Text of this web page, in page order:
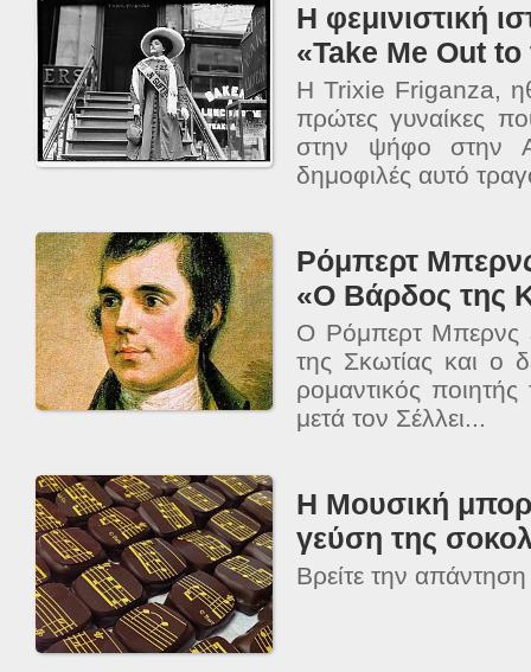
Η φεμινιστική
«Take Me Out
Η Trixie Friganza,
πρώτες γυναίκες
στην ψήφο στην
δημοφιλές αυτό
Ρόμπερτ
«Ο Βάρδος της
O Ρόμπερτ Μπερνς
της Σκωτίας και ο
ρομαντικός
μετά τον Σέλλει...
Η Μουσική
γεύση της
Βρείτε την